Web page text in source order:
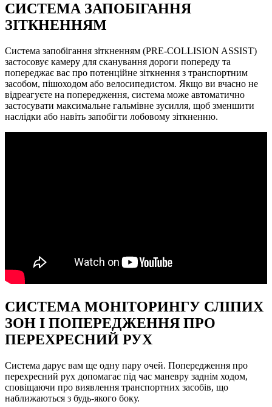
СИСТЕМА ЗАПОБІГАННЯ
ЗІТКНЕННЯМ
Система запобігання зіткненням (PRE-COLLISION ASSIST)
застосовує камеру для сканування дороги попереду та
попереджає вас про потенційне зіткнення з транспортним
засобом, пішоходом або велосипедистом. Якщо ви вчасно не
відреагуєте на попередження, система може автоматично
застосувати максимальне гальмівне зусилля, щоб зменшити
наслідки або навіть запобігти лобовому зіткненню.
СИСТЕМА МОНІТОРИНГУ СЛІПИХ
ЗОН І ПОПЕРЕДЖЕННЯ ПРО
ПЕРЕХРЕСНИЙ РУХ
Система дарує вам ще одну пару очей. Попередження про
перехресний рух допомагає під час маневру заднім ходом,
сповіщаючи про виявлення транспортних засобів, що
наближаються з будь-якого боку.